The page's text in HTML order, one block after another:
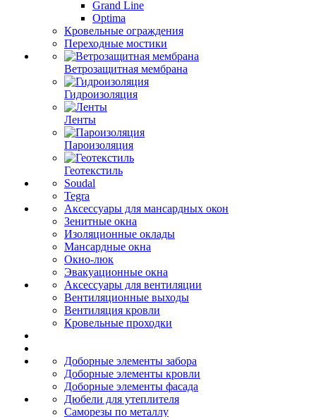
Grand Line
Optima
Кровельные ограждения
Переходные мостики
Ветрозащитная мембрана
Гидроизоляция
Ленты
Пароизоляция
Геотекстиль
Soudal
Tegra
Аксессуары для мансардных окон
Зенитные окна
Изоляционные оклады
Мансардные окна
Окно-люк
Эвакуационные окна
Аксессуары для вентиляции
Вентиляционные выходы
Вентиляция кровли
Кровельные проходки
Доборные элементы забора
Доборные элементы кровли
Доборные элементы фасада
Дюбели для утеплителя
Саморезы по металлу